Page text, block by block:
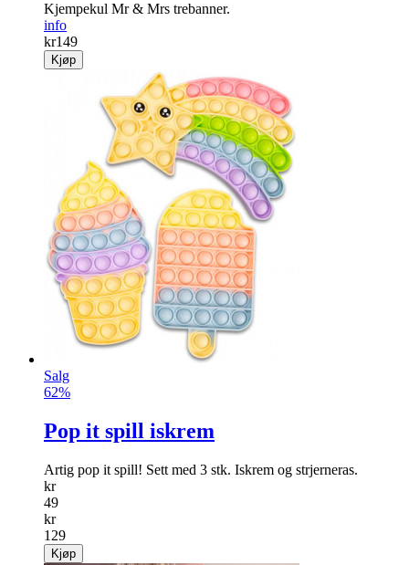
Kjempekul Mr & Mrs trebanner.
info
kr149
Kjøp
Salg
62%
Pop it spill iskrem
Artig pop it spill! Sett med 3 stk. Iskrem og strjerneras.
kr
49
kr
129
Kjøp